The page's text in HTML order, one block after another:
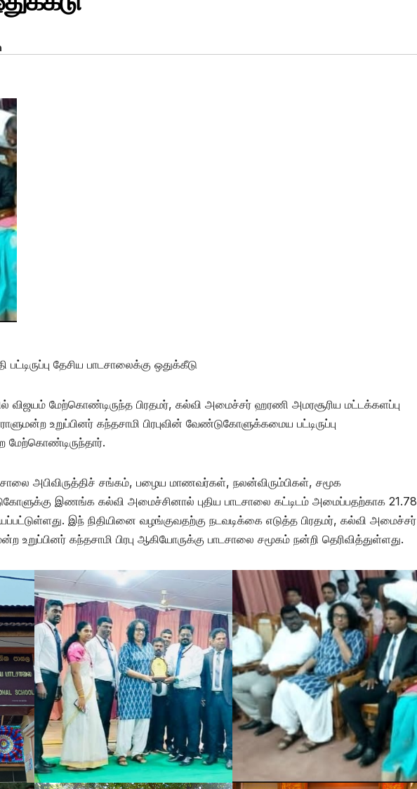
பட்டிருப்பு தேசிய பாடசாலைக்கு ஒதுக்கீடு
விஜயம் மேற்கொண்டிருந்த பிரதமர், கல்வி அமைச்சர் ஹரணி அமரசூரிய மட்டக்களப்பு
உறுப்பினர் கந்தசாமி பிரபுவின் வேண்டுகோளுக்கமைய பட்டிருப்பு
மேற்கொண்டிருந்தார்.
அபிவிருத்திச் சங்கம், பழைய மாணவர்கள், நலன்விரும்பிகள், சமூக
இணங்க கல்வி அமைச்சினால் புதிய பாடசாலை கட்டிடம் அமைப்பதற்காக 21.78
இந் நிதியினை வழங்குவதற்கு நடவடிக்கை எடுத்த பிரதமர், கல்வி அமைச்சர்
உறுப்பினர் கந்தசாமி பிரபு ஆகியோருக்கு பாடசாலை சமூகம் நன்றி தெரிவித்துள்ளது.